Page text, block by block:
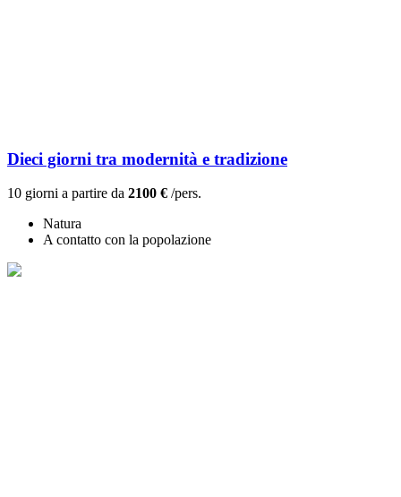
Dieci giorni tra modernità e tradizione
10 giorni a partire da 2100 € /pers.
Natura
A contatto con la popolazione